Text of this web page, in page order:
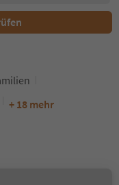
+ 18 mehr